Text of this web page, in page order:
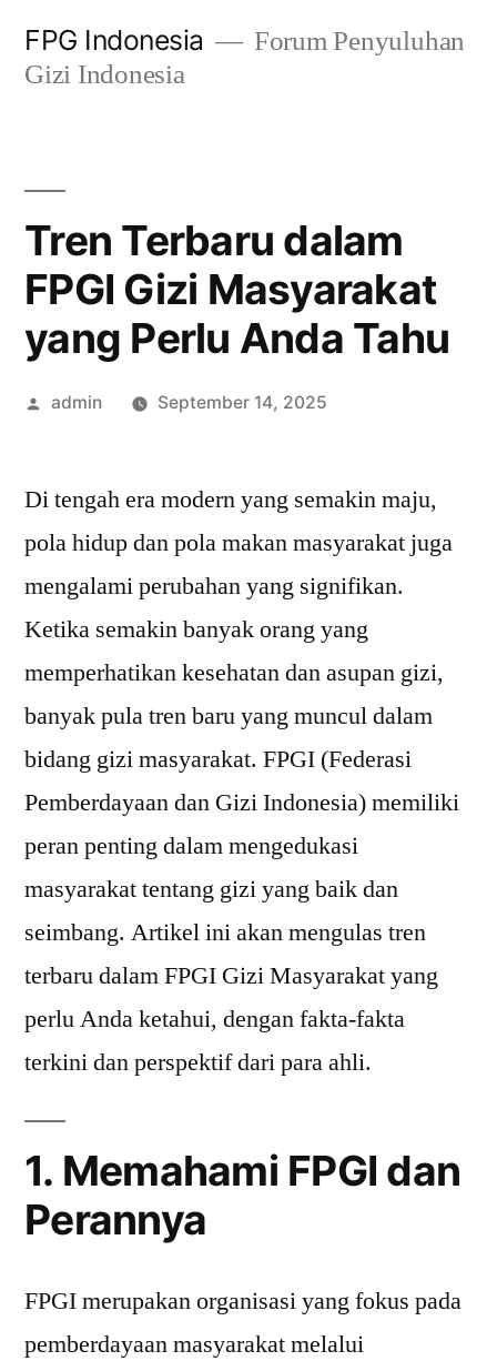
FPG Indonesia
Forum Penyuluhan
Gizi Indonesia
Tren Terbaru dalam
FPGI Gizi Masyarakat
yang Perlu Anda Tahu
Posted
admin September 14, 2025
Di tengah era modern yang semakin maju,
pola hidup dan pola makan masyarakat juga
mengalami perubahan yang signifikan.
Ketika semakin banyak orang yang
memperhatikan kesehatan dan asupan gizi,
banyak pula tren baru yang muncul dalam
bidang gizi masyarakat. FPGI (Federasi
Pemberdayaan dan Gizi Indonesia) memiliki
peran penting dalam mengedukasi
masyarakat tentang gizi yang baik dan
seimbang. Artikel ini akan mengulas tren
terbaru dalam FPGI Gizi Masyarakat yang
perlu Anda ketahui, dengan fakta-fakta
terkini dan perspektif dari para ahli.
1. Memahami FPGI dan
Perannya
FPGI merupakan organisasi yang fokus pada
pemberdayaan masyarakat melalui